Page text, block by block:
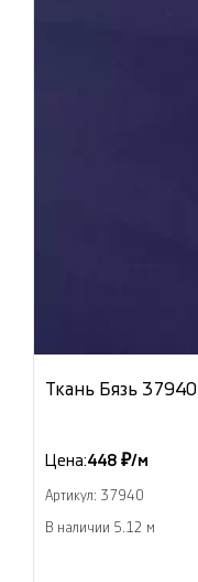
Ткань Бязь 37940
Цена:448 ₽/м
Артикул: 37940
В наличии 5.12 м